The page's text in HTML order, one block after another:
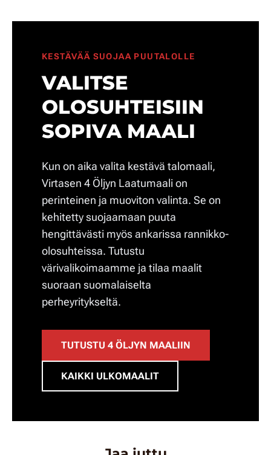
KESTÄVÄÄ SUOJAA PUUTALOLLE
VALITSE
OLOSUHTEISIIN
SOPIVA MAALI
Kun on aika valita kestävä talomaali,
Virtasen 4 Öljyn Laatumaali on
perinteinen ja muoviton valinta. Se on
kehitetty suojaamaan puuta
hengittävästi myös ankarissa rannikko-
olosuhteissa. Tutustu
värivalikoimaamme ja tilaa maalit
suoraan suomalaiselta
perheyritykseltä.
TUTUSTU 4 ÖLJYN MAALIIN
KAIKKI ULKOMAALIT